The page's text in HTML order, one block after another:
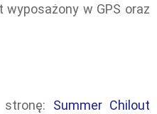
w GPS oraz
Summer Chilout